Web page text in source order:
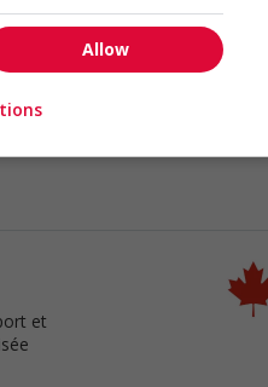
et
et
Allow